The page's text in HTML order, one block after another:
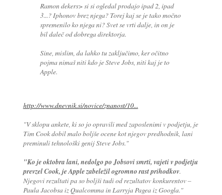
Ramon dekers> si si ogledal prodajo ipad 2, ipad
3...? Iphonov brez njega? Torej kaj se je tako močno
spremenilo ko njega ni? Svet se vrti dalje, in on je
bil daleč od dobrega direktorja.
Sine, mislim, da lahko tu zaključimo, ker očitno
pojma nimaš niti kdo je Steve Jobs, niti kaj je to
Apple.
http://www.dnevnik.si/novice/znanost/10...
"V sklopu ankete, ki so jo opravili med zaposlenimi v podjetju, je
Tim Cook dobil malo boljše ocene kot njegov predhodnik, lani
preminuli tehnološki genij Steve Jobs."
"Ko je oktobra lani, nedolgo po Jobsovi smrti, vajeti v podjetju
prevzel Cook, je Apple zabeležil ogromno rast prihodkov.
Njegovi rezultati pa so boljši tudi od rezultatov konkurentov –
Paula Jacobsa iz Qualcomma in Larryja Pagea iz Googla."